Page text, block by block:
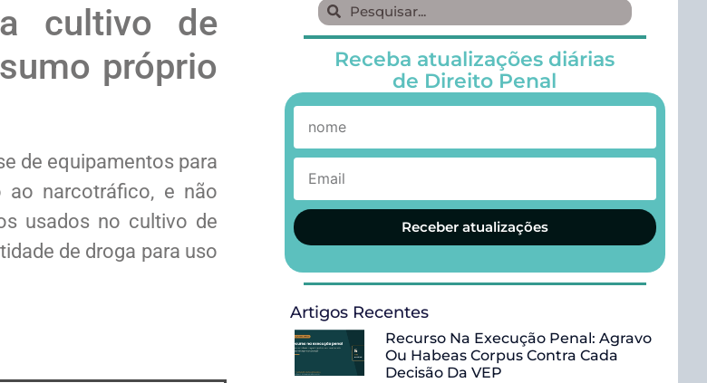
cultivo de
próprio
de equipamentos para
ao narcotráfico, e não
usados no cultivo de
de droga para uso
Receba atualizações diárias
de Direito Penal
Receber atualizações
Artigos Recentes
Recurso Na Execução Penal: Agravo
Ou Habeas Corpus Contra Cada
Decisão Da VEP